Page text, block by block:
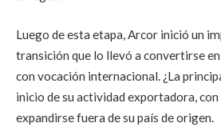
Luego de esta etapa, Arcor inició un
transición que lo llevó a convertirse
con vocación internacional. ¿La
inicio de su actividad exportadora, con
expandirse fuera de su país de origen.